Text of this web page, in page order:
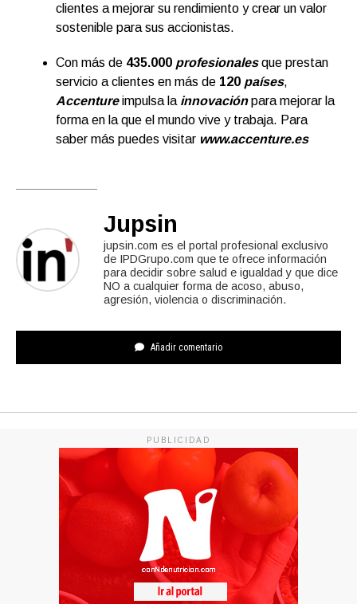
clientes a mejorar su rendimiento y crear un valor
sostenible para sus accionistas.
Con más de 435.000 profesionalesque prestan
servicio a clientes en más de 120 países,
Accentureimpulsa la innovaciónpara mejorar la
forma en la que el mundo vive y trabaja. Para
saber más puedes visitar www.accenture.es
Jupsin
jupsin.com es el portal profesional exclusivo
de IPDGrupo.com que te ofrece información
para decidir sobre salud e igualdad y que dice
NO a cualquier forma de acoso, abuso,
agresión, violencia o discriminación.
Añadir comentario
PUBLICIDAD